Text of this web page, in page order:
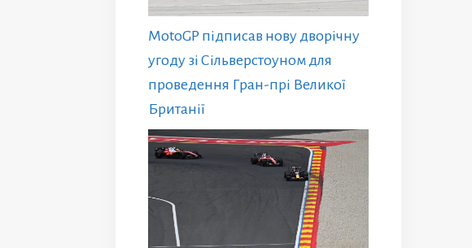
MotoGP підписав нову дворічну
угоду зі Сільверстоуном для
проведення Гран-прі Великої
Британії